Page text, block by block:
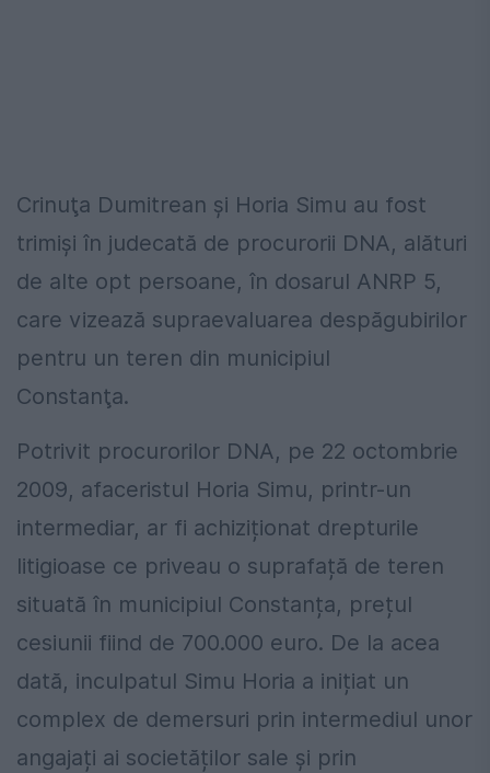
Crinuţa Dumitrean şi Horia Simu au fost
trimişi în judecată de procurorii DNA, alături
de alte opt persoane, în dosarul ANRP 5,
care vizează supraevaluarea despăgubirilor
pentru un teren din municipiul
Constanţa.
Potrivit procurorilor DNA, pe 22 octombrie
2009, afaceristul Horia Simu, printr-un
intermediar, ar fi achiziționat drepturile
litigioase ce priveau o suprafață de teren
situată în municipiul Constanța, prețul
cesiunii fiind de 700.000 euro. De la acea
dată, inculpatul Simu Horia a inițiat un
complex de demersuri prin intermediul unor
angajați ai societăților sale și prin